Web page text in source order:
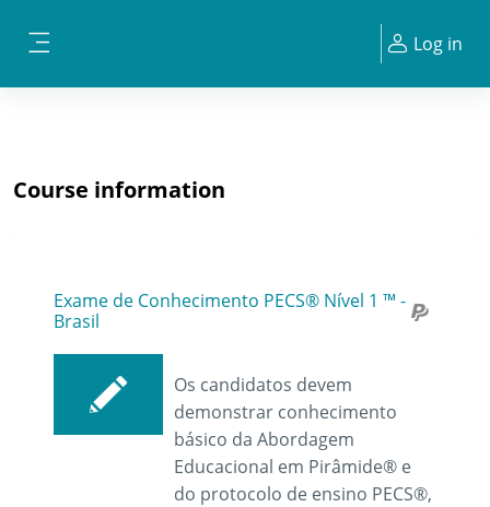
Log in
Course information
Exame de Conhecimento PECS® Nível 1 ™ -
Brasil
Os candidatos devem
demonstrar conhecimento
básico da Abordagem
Educacional em Pirâmide® e
do protocolo de ensino PECS®,